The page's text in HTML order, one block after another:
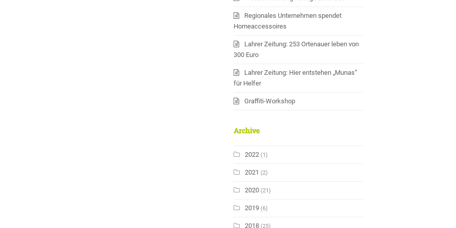
Regionales Unternehmen spendet
Homeaccessoires
Lahrer Zeitung: 253 Ortenauer leben von
300 Euro
Lahrer Zeitung: Hier entstehen „Munas“
für Helfer
Graffiti-Workshop
Archive
2022(1)
2021(2)
2020(21)
2019(6)
2018(25)